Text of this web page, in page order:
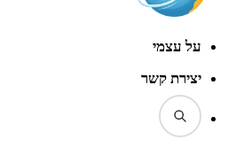
על עצמי
יצירת קשר